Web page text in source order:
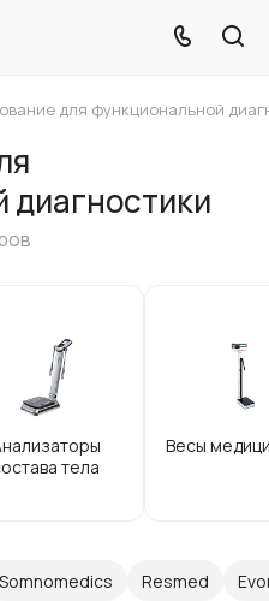
для функциональной
тела
Весы
Somnomedics Resmed